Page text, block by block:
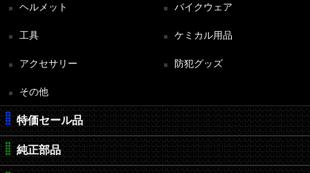
ヘルメット バイクウェア
工具 ケミカル用品
アクセサリー 防犯グッズ
その他
特価セール品
純正部品